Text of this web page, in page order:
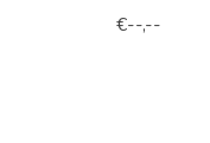
€--,--